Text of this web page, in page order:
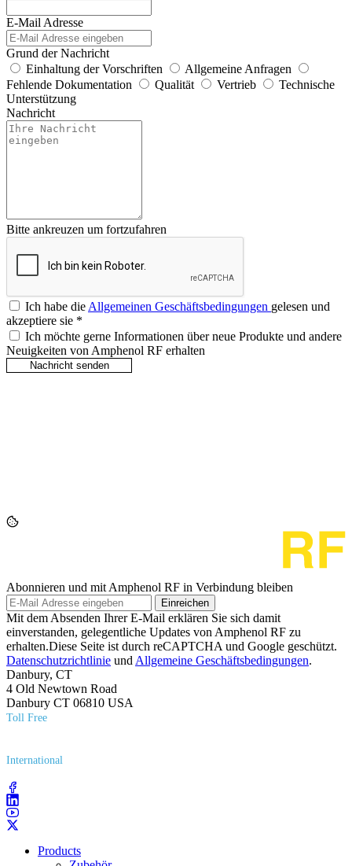
E-Mail Adresse
Grund der Nachricht
Einhaltung der Vorschriften
Allgemeine Anfragen
Fehlende Dokumentation
Qualität Vertrieb
Technische
Unterstützung
Nachricht
Bitte ankreuzen um fortzufahren
Ich habe dieAllgemeinen Geschäftsbedingungen gelesen und
akzeptiere sie *
Ich möchte gerne Informationen über neue Produkte und andere
Neuigkeiten von Amphenol RF erhalten
Abonnieren und mit Amphenol RF in Verbindung bleiben
Einreichen
Mit dem Absenden Ihrer E-Mail erklären Sie sich damit
einverstanden, gelegentliche Updates von Amphenol RF zu
erhalten.Diese Seite ist durch reCAPTCHA und Google geschützt.
Datenschutzrichtlinie und Allgemeine Geschäftsbedingungen.
Danbury, CT
4 Old Newtown Road
Danbury CT 06810 USA
Toll Free
International
Products